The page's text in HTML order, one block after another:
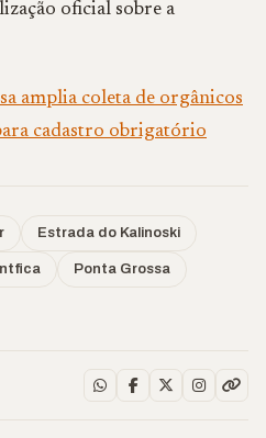
oficial sobre a
amplia coleta de orgânicos
cadastro obrigatório
Estrada do Kalinoski
Ponta Grossa